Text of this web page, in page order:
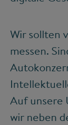
Wir sollten
messen.
Auf unsere
wir neben